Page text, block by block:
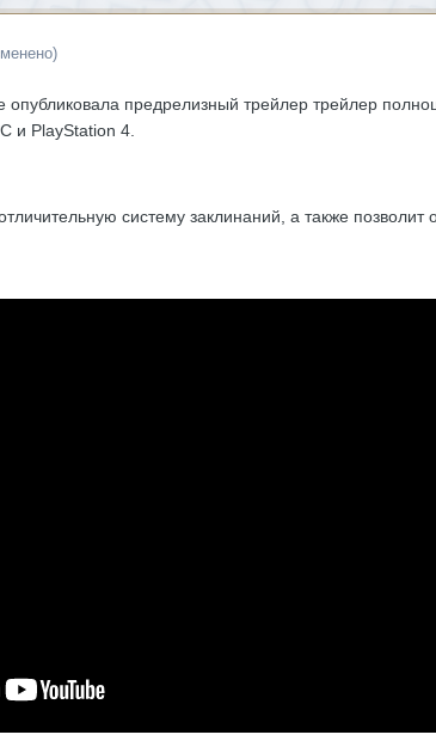
предрелизный трейлер трейлер
и PlayStation 4.
систему заклинаний, а также